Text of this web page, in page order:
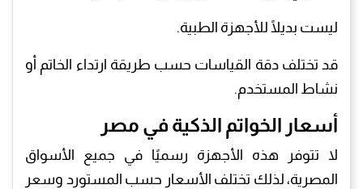
ليست بديلًا للأجهزة الطبية.
قد تختلف دقة القياسات حسب طريقة ارتداء الخاتم أو
نشاط المستخدم.
أسعار الخواتم الذكية في مصر
لا تتوفر هذه الأجهزة رسميًا في جميع الأسواق
المصرية، لذلك تختلف الأسعار حسب المستورد وسعر